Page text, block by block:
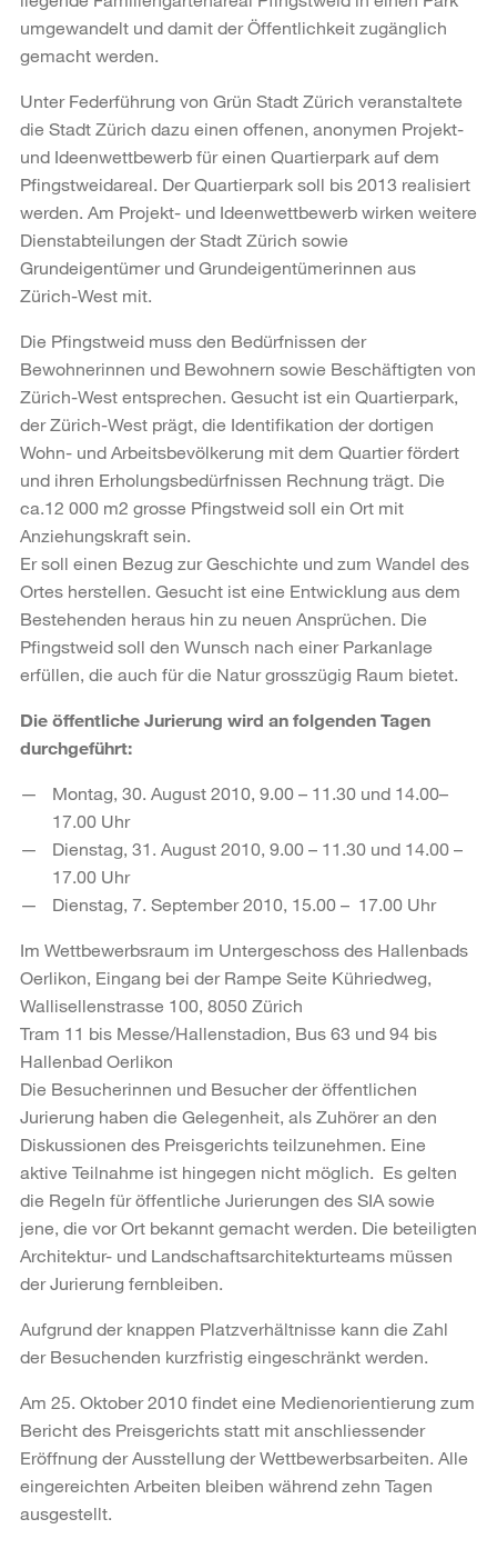
umgewandelt und damit der Öffentlichkeit zugänglich
gemacht werden.
Unter Federführung von Grün Stadt Zürich veranstaltete
die Stadt Zürich dazu einen offenen, anonymen Projekt-
und Ideenwettbewerb für einen Quartierpark auf dem
Pfingstweidareal. Der Quartierpark soll bis 2013 realisiert
werden. Am Projekt- und Ideenwettbewerb wirken weitere
Dienstabteilungen der Stadt Zürich sowie
Grundeigentümer und Grundeigentümerinnen aus
Zürich-West mit.
Die Pfingstweid muss den Bedürfnissen der
Bewohnerinnen und Bewohnern sowie Beschäftigten von
Zürich-West entsprechen. Gesucht ist ein Quartierpark,
der Zürich-West prägt, die Identifikation der dortigen
Wohn- und Arbeitsbevölkerung mit dem Quartier fördert
und ihren Erholungsbedürfnissen Rechnung trägt. Die
ca.12 000 m2 grosse Pfingstweid soll ein Ort mit
Anziehungskraft sein.
Er soll einen Bezug zur Geschichte und zum Wandel des
Ortes herstellen. Gesucht ist eine Entwicklung aus dem
Bestehenden heraus hin zu neuen Ansprüchen. Die
Pfingstweid soll den Wunsch nach einer Parkanlage
erfüllen, die auch für die Natur grosszügig Raum bietet.
Die öffentliche Jurierung wird an folgenden Tagen
durchgeführt:
Montag, 30. August 2010, 9.00 – 11.30 und 14.00–
17.00 Uhr
Dienstag, 31. August 2010, 9.00 – 11.30 und 14.00 –
17.00 Uhr
Dienstag, 7. September 2010, 15.00 – 17.00 Uhr
Im Wettbewerbsraum im Untergeschoss des Hallenbads
Oerlikon, Eingang bei der Rampe Seite Kühriedweg,
Wallisellenstrasse 100, 8050 Zürich
Tram 11 bis Messe/Hallenstadion, Bus 63 und 94 bis
Hallenbad Oerlikon
Die Besucherinnen und Besucher der öffentlichen
Jurierung haben die Gelegenheit, als Zuhörer an den
Diskussionen des Preisgerichts teilzunehmen. Eine
aktive Teilnahme ist hingegen nicht möglich. Es gelten
die Regeln für öffentliche Jurierungen des SIA sowie
jene, die vor Ort bekannt gemacht werden. Die beteiligten
Architektur- und Landschaftsarchitekturteams müssen
der Jurierung fernbleiben.
Aufgrund der knappen Platzverhältnisse kann die Zahl
der Besuchenden kurzfristig eingeschränkt werden.
Am 25. Oktober 2010 findet eine Medienorientierung zum
Bericht des Preisgerichts statt mit anschliessender
Eröffnung der Ausstellung der Wettbewerbsarbeiten. Alle
eingereichten Arbeiten bleiben während zehn Tagen
ausgestellt.